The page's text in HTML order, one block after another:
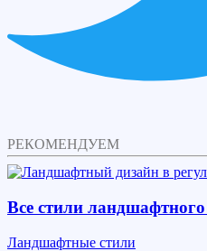
РЕКОМЕНДУЕМ
Все стили
Ландшафтные стили